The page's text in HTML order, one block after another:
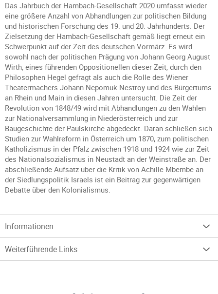
Das Jahrbuch der Hambach-Gesellschaft 2020 umfasst wieder
eine größere Anzahl von Abhandlungen zur politischen Bildung
und historischen Forschung des 19. und 20. Jahrhunderts. Der
Zielsetzung der Hambach-Gesellschaft gemäß liegt erneut ein
Schwerpunkt auf der Zeit des deutschen Vormärz. Es wird
sowohl nach der politischen Prägung von Johann Georg August
Wirth, eines führenden Oppositionellen dieser Zeit, durch den
Philosophen Hegel gefragt als auch die Rolle des Wiener
Theatermachers Johann Nepomuk Nestroy und des Bürgertums
an Rhein und Main in diesen Jahren untersucht. Die Zeit der
Revolution von 1848/49 wird mit Abhandlungen zu den Wahlen
zur Nationalversammlung in Niederösterreich und zur
Baugeschichte der Paulskirche abgedeckt. Daran schließen sich
Studien zur Wahlreform in Österreich um 1870, zum politischen
Katholizismus in der Pfalz zwischen 1918 und 1924 wie zur Zeit
des Nationalsozialismus in Neustadt an der Weinstraße an. Der
abschließende Aufsatz über die Kritik von Achille Mbembe an
der Siedlungspolitik Israels ist ein Beitrag zur gegenwärtigen
Debatte über den Kolonialismus.
Informationen
Weiterführende Links